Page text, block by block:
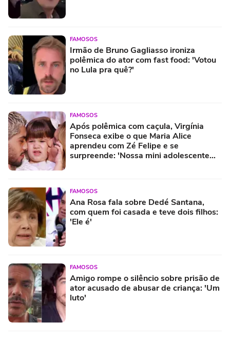
FAMOSOS
Irmão de Bruno Gagliasso ironiza
polêmica do ator com fast food: 'Votou
no Lula pra quê?'
FAMOSOS
Após polêmica com caçula, Virgínia
Fonseca exibe o que Maria Alice
aprendeu com Zé Felipe e se
surpreende: 'Nossa mini adolescente
FAMOSOS
Ana Rosa fala sobre Dedé Santana,
com quem foi casada e teve dois filhos:
'Ele é'
FAMOSOS
Amigo rompe o silêncio sobre prisão de
ator acusado de abusar de criança: 'Um
luto'